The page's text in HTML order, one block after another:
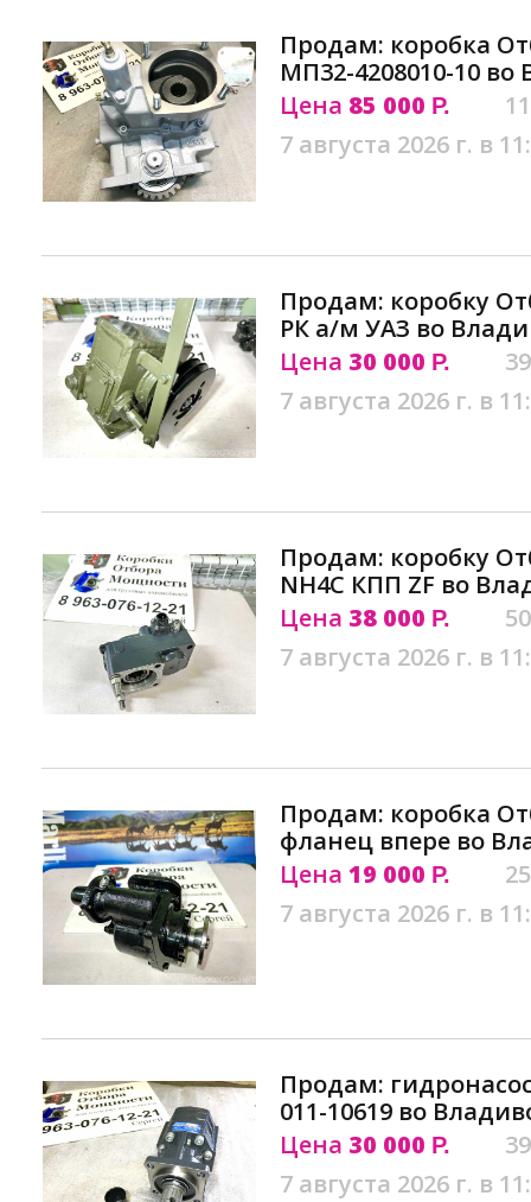
Продам: коробка
МП32-4208010-10 во
Цена 85 000 Р.
7 августа 2026 г. в
Продам: коробку
РК а/м УАЗ во
Цена 30 000 Р.
7 августа 2026 г. в
Продам: коробку
NH4C КПП ZF во
Цена 38 000 Р.
7 августа 2026 г. в
Продам: коробка
фланец впере во
Цена 19 000 Р.
7 августа 2026 г. в
Продам: гидронасос
011-10619 во
Цена 30 000 Р.
7 августа 2026 г. в